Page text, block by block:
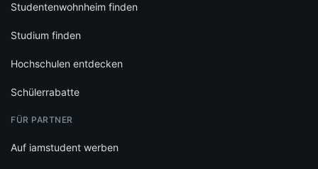
Studentenwohnheim finden
Studium finden
Hochschulen entdecken
Schülerrabatte
FÜR PARTNER
Auf iamstudent werben